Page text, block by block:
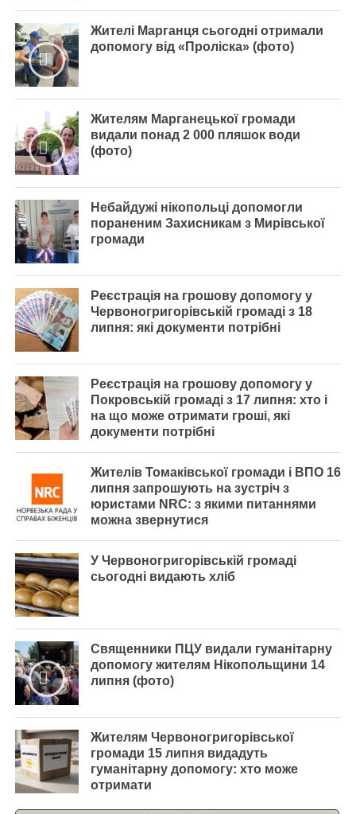
Жителі Марганця сьогодні отримали
допомогу від «Проліска» (фото)
Жителям Марганецької громади
видали понад 2 000 пляшок води
(фото)
Небайдужі нікопольці допомогли
пораненим Захисникам з Мирівської
громади
Реєстрація на грошову допомогу у
Червоногригорівській громаді з 18
липня: які документи потрібні
Реєстрація на грошову допомогу у
Покровській громаді з 17 липня: хто і
на що може отримати гроші, які
документи потрібні
Жителів Томаківської громади і ВПО 16
липня запрошують на зустріч з
юристами NRC: з якими питаннями
можна звернутися
У Червоногригорівській громаді
сьогодні видають хліб
Священники ПЦУ видали гуманітарну
допомогу жителям Нікопольщини 14
липня (фото)
Жителям Червоногригорівської
громади 15 липня видадуть
гуманітарну допомогу: хто може
отримати